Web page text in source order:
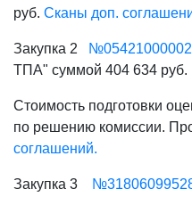
руб. Сканы доп.
Закупка 2
ТПА" суммой 404 634 руб.
Стоимость подготовки
по решению комиссии.
соглашений.
Закупка 3